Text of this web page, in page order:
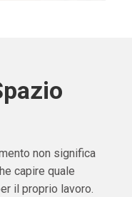
non significa
capire quale
il proprio lavoro.